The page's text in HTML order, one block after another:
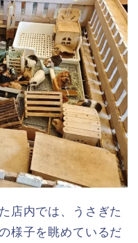
店内では、うさぎた
様子を眺めているだ